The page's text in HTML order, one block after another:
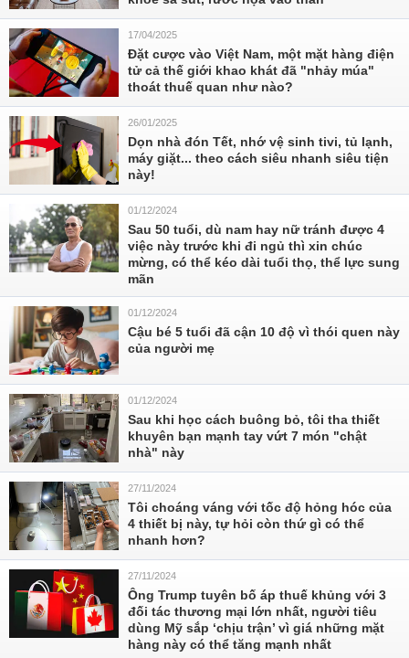
17/04/2025
Đặt cược vào Việt Nam, một mặt hàng điện
tử cả thế giới khao khát đã "nhảy múa"
thoát thuế quan như nào?
26/01/2025
Dọn nhà đón Tết, nhớ vệ sinh tivi, tủ lạnh,
máy giặt... theo cách siêu nhanh siêu tiện
này!
01/12/2024
Sau 50 tuổi, dù nam hay nữ tránh được 4
việc này trước khi đi ngủ thì xin chúc
mừng, có thể kéo dài tuổi thọ, thể lực sung
mãn
01/12/2024
Cậu bé 5 tuổi đã cận 10 độ vì thói quen này
của người mẹ
01/12/2024
Sau khi học cách buông bỏ, tôi tha thiết
khuyên bạn mạnh tay vứt 7 món "chật
nhà" này
27/11/2024
Tôi choáng váng với tốc độ hỏng hóc của
4 thiết bị này, tự hỏi còn thứ gì có thể
nhanh hơn?
27/11/2024
Ông Trump tuyên bố áp thuế khủng với 3
đối tác thương mại lớn nhất, người tiêu
dùng Mỹ sắp ‘chịu trận’ vì giá những mặt
hàng này có thể tăng mạnh nhất